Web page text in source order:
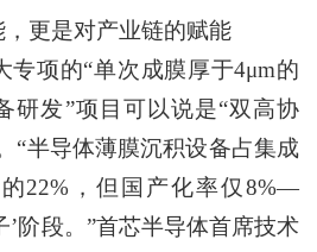
更是对产业链的赋能
项的“单次成膜厚于4μm的
研发”项目可以说是“双高协
“半导体薄膜沉积设备占集成
22%，但国产化率仅8%—
’阶段。”首芯半导体首席技术